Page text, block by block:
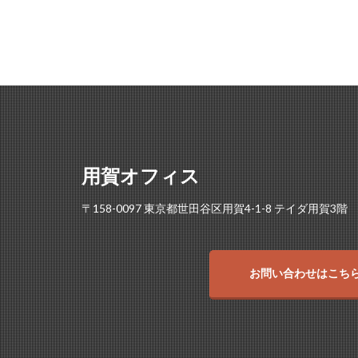
用賀オフィス
〒158-0097 東京都世田谷区用賀4-1-8 テイダ用賀3階
お問い合わせはこち